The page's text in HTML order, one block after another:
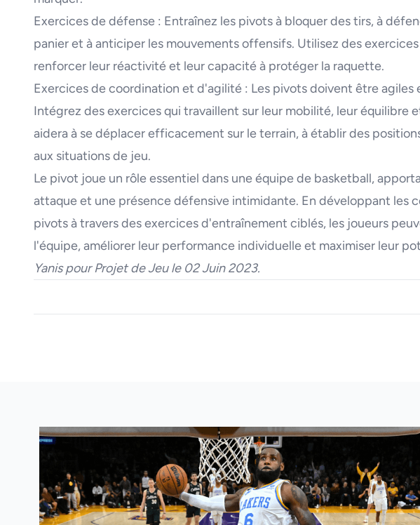
Exercices de défense : Entraînez les pivots à bloquer des tirs, à
panier et à anticiper les mouvements offensifs. Utilisez des
renforcer leur réactivité et leur capacité à protéger la raquette.
Exercices de coordination et d'agilité : Les pivots doivent être agiles
Intégrez des exercices qui travaillent sur leur mobilité, leur équilibre
aidera à se déplacer efficacement sur le terrain, à établir des
aux situations de jeu.
Le pivot joue un rôle essentiel dans une équipe de basketball,
attaque et une présence défensive intimidante. En développant les
pivots à travers des exercices d'entraînement ciblés, les joueurs
l'équipe, améliorer leur performance individuelle et maximiser leur
Yanis pour Projet de Jeu le 02 Juin 2023.